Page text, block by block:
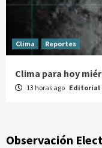
Clima Reportes
Clima para hoy
13 horas ago Editorial
Observación